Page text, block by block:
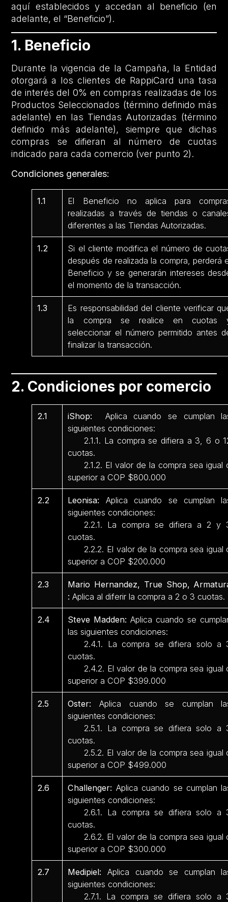
aquí establecidos y accedan al beneficio (en
adelante, el “Beneficio”).
1. Beneficio
Durante la vigencia de la Campaña, la Entidad
otorgará a los clientes de RappiCard una tasa
de interés del 0% en compras realizadas de los
Productos Seleccionados (término definido más
adelante) en las Tiendas Autorizadas (término
definido más adelante), siempre que dichas
compras se difieran al número de cuotas
indicado para cada comercio (ver punto 2).
Condiciones generales:
1.1
El Beneficio no aplica para
realizadas a través de tiendas o
diferentes a las Tiendas Autorizadas.
1.2
Si el cliente modifica el número de
después de realizada la compra, perderá
Beneficio y se generarán intereses
el momento de la transacción.
1.3
Es responsabilidad del cliente verificar
la compra se realice en cuotas
seleccionar el número permitido antes
finalizar la transacción.
2. Condiciones por comercio
2.1 iShop: Aplica cuando se cumplan
siguientes condiciones:
2.1.1. La compra se difiera a 3, 6 o
cuotas.
2.1.2. El valor de la compra sea igual
superior a COP $800.000
2.2 Leonisa: Aplica cuando se cumplan
siguientes condiciones:
2.2.1. La compra se difiera a 2 y
cuotas.
2.2.2. El valor de la compra sea igual
superior a COP $200.000
2.3
Mario Hernandez, True Shop,
:Aplica al diferir la compra a 2 o 3 cuotas.
2.4 Steve Madden: Aplica cuando se
las siguientes condiciones:
2.4.1. La compra se difiera solo a
cuotas.
2.4.2. El valor de la compra sea igual
superior a COP $399.000
2.5 Oster: Aplica cuando se cumplan
siguientes condiciones:
2.5.1. La compra se difiera solo a
cuotas.
2.5.2. El valor de la compra sea igual
superior a COP $499.000
2.6 Challenger: Aplica cuando se cumplan
siguientes condiciones:
2.6.1. La compra se difiera solo a
cuotas.
2.6.2. El valor de la compra sea igual
superior a COP $300.000
2.7 Medipiel: Aplica cuando se cumplan
siguientes condiciones:
2.7.1. La compra se difiera solo a